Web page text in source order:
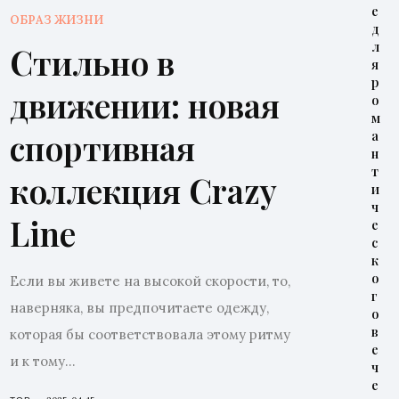
ОБРАЗ ЖИЗНИ
Стильно в
движении: новая
спортивная
коллекция Crazy
Line
Если вы живете на высокой скорости, то,
наверняка, вы предпочитаете одежду,
которая бы соответствовала этому ритму
и к тому...
е
д
л
я
р
о
м
а
н
т
и
ч
е
с
к
о
г
о
в
е
ч
е